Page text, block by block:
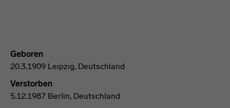
Geboren
20.3.1909 Leipzig, Deutschland
Verstorben
5.12.1987 Berlin, Deutschland